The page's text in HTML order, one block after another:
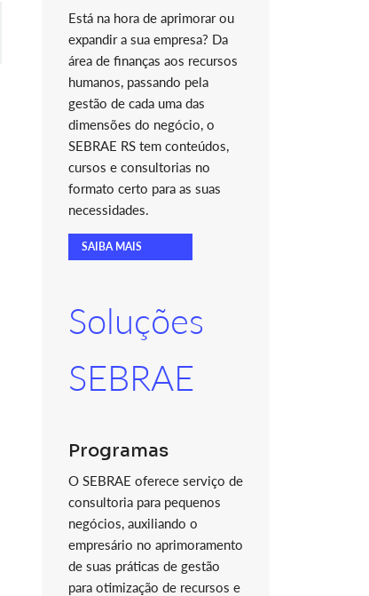
Está na hora de aprimorar ou
expandir a sua empresa? Da
área de finanças aos recursos
humanos, passando pela
gestão de cada uma das
dimensões do negócio, o
SEBRAE RS tem conteúdos,
cursos e consultorias no
formato certo para as suas
necessidades.
SAIBA MAIS
Soluções
SEBRAE
Programas
O SEBRAE oferece serviço de
consultoria para pequenos
negócios, auxiliando o
empresário no aprimoramento
de suas práticas de gestão
para otimização de recursos e